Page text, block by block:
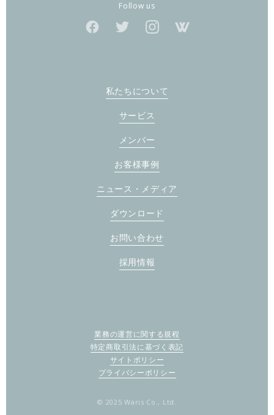
Follow us
私たちについて
サービス
メンバー
お客様事例
ニュース・メディア
ダウンロード
お問い合わせ
採用情報
業務の運営に関する規程
特定商取引法に基づく表記
サイトポリシー
プライバシーポリシー
© 2025 Waris Co., Ltd.